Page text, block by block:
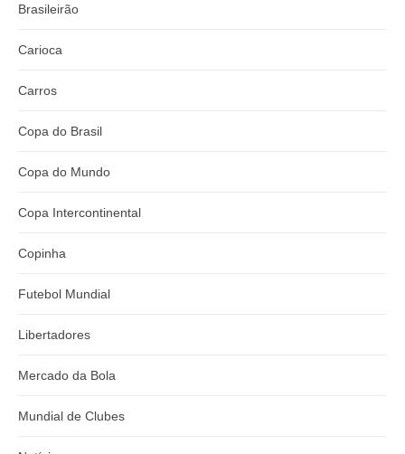
Brasileirão
Carioca
Carros
Copa do Brasil
Copa do Mundo
Copa Intercontinental
Copinha
Futebol Mundial
Libertadores
Mercado da Bola
Mundial de Clubes